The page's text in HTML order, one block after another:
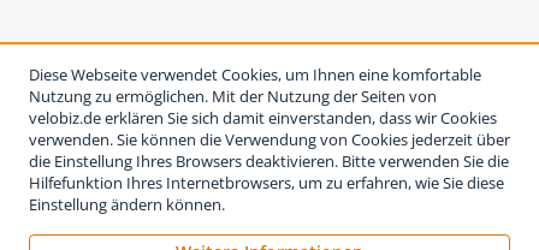
Diese Webseite verwendet Cookies, um Ihnen eine komfortable
Nutzung zu ermöglichen. Mit der Nutzung der Seiten von
velobiz.de erklären Sie sich damit einverstanden, dass wir Cookies
verwenden. Sie können die Verwendung von Cookies jederzeit über
die Einstellung Ihres Browsers deaktivieren. Bitte verwenden Sie die
Hilfefunktion Ihres Internetbrowsers, um zu erfahren, wie Sie diese
Einstellung ändern können.